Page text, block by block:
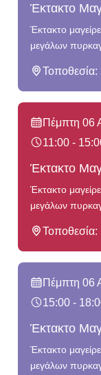
Έκτακτο
Έκτακτο
μεγάλων
Πέμπτη 06
11:00 -
Έκτακτο
Έκτακτο
μεγάλων
Πέμπτη 06
15:00 -
Έκτακτο
Έκτακτο
μεγάλων